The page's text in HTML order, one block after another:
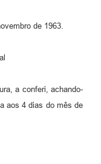
de 1963.
a conferi, achando-
aos 4 dias do mês de